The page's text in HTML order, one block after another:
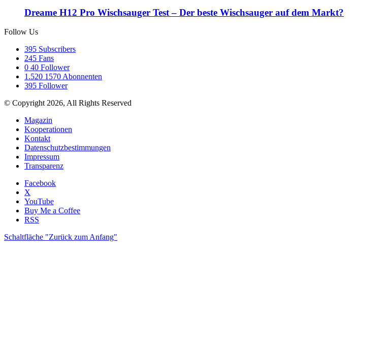
Dreame H12 Pro Wischsauger Test – Der beste Wischsauger auf dem Markt?
Follow Us
395 Subscribers
245 Fans
0 40 Follower
1.520 1570 Abonnenten
395 Follower
© Copyright 2026, All Rights Reserved
Magazin
Kooperationen
Kontakt
Datenschutzbestimmungen
Impressum
Transparenz
Facebook
X
YouTube
Buy Me a Coffee
RSS
Schaltfläche "Zurück zum Anfang"